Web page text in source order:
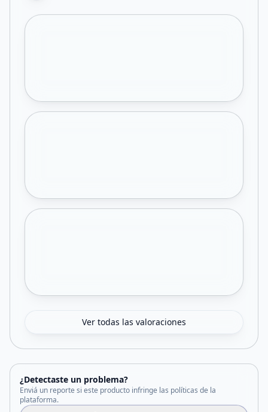
Ver todas las valoraciones
¿Detectaste un problema?
Enviá un reporte si este producto infringe las políticas de la
plataforma.